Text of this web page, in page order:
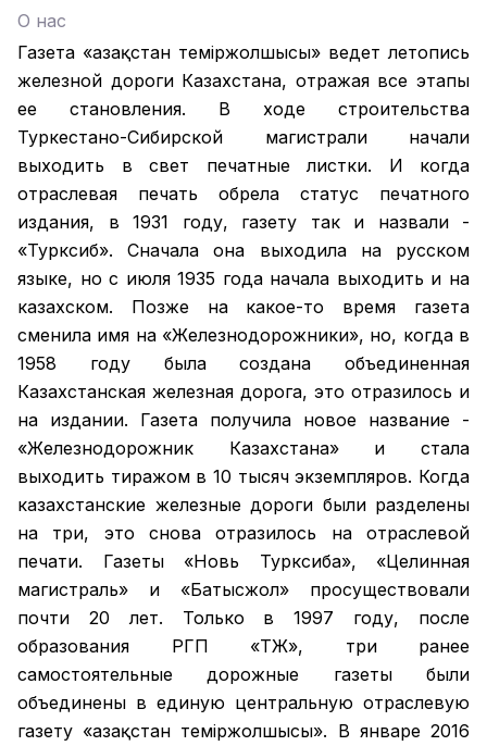
О нас
Газета «Қазақстан теміржолшысы» ведет летопись
железной дороги Казахстана, отражая все этапы
ее становления. В ходе строительства
Туркестано-Сибирской магистрали начали
выходить в свет печатные листки. И когда
отраслевая печать обрела статус печатного
издания, в 1931 году, газету так и назвали -
«Турксиб». Сначала она выходила на русском
языке, но с июля 1935 года начала выходить и на
казахском. Позже на какое-то время газета
сменила имя на «Железнодорожники», но, когда в
1958 году была создана объединенная
Казахстанская железная дорога, это отразилось и
на издании. Газета получила новое название -
«Железнодорожник Казахстана» и стала
выходить тиражом в 10 тысяч экземпляров. Когда
казахстанские железные дороги были разделены
на три, это снова отразилось на отраслевой
печати. Газеты «Новь Турксиба», «Целинная
магистраль» и «Батысжол» просуществовали
почти 20 лет. Только в 1997 году, после
образования РГП «ҚТЖ», три ранее
самостоятельные дорожные газеты были
объединены в единую центральную отраслевую
газету «Қазақстан темiржолшысы». В январе 2016